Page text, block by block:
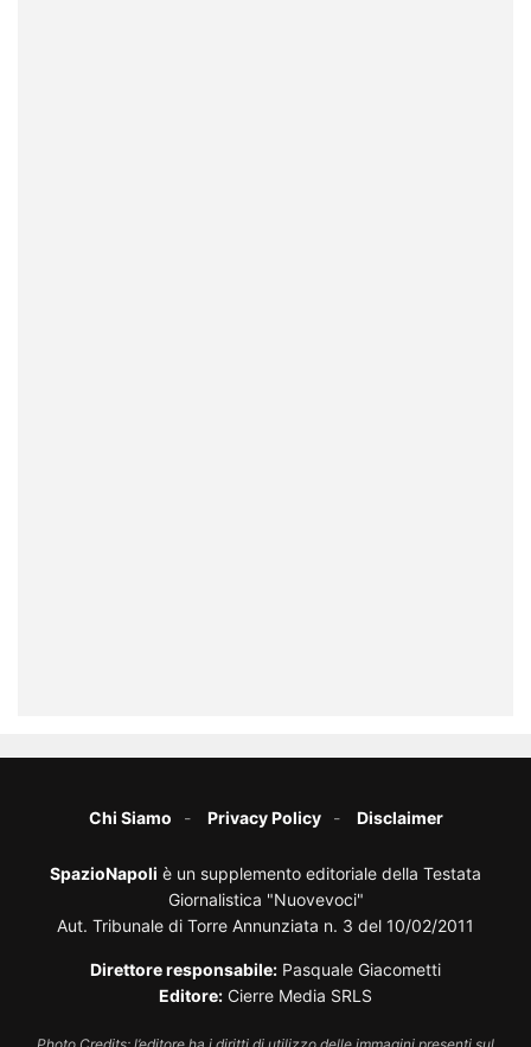
Chi Siamo Privacy Policy Disclaimer
SpazioNapoli è un supplemento editoriale della Testata
Giornalistica "Nuovevoci"
Aut. Tribunale di Torre Annunziata n. 3 del 10/02/2011
Direttore responsabile: Pasquale Giacometti
Editore: Cierre Media SRLS